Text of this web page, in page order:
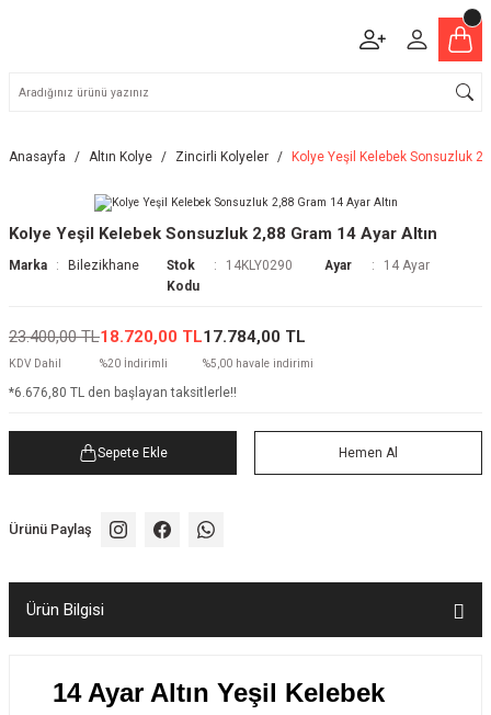
Anasayfa Altın Kolye Zincirli Kolyeler Kolye Yeşil Kelebek Sonsuzluk
Kolye Yeşil Kelebek Sonsuzluk 2,88 Gram 14 Ayar Altın
Marka Bilezikhane
Stok
Kodu
14KLY0290 Ayar 14 Ayar
23.400,00 TL
KDV Dahil
18.720,00 TL
%20 İndirimli
17.784,00 TL
%5,00 havale indirimi
*6.676,80 TL den başlayan taksitlerle!!
Sepete Ekle Hemen Al
Ürünü Paylaş
Ürün Bilgisi
14 Ayar Altın Yeşil Kelebek